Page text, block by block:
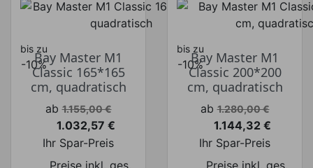
bis zu
-10%Bay Master M1
Classic 165*165
cm, quadratisch
Verkaufspreis
ab 1.155,00 €
Preis
1.032,57 €
Ihr Spar-Preis
Preise inkl. ges.
bis zu
-10%Bay Master M1
Classic 200*200
cm, quadratisch
Verkaufspreis
ab 1.280,00 €
Preis
1.144,32 €
Ihr Spar-Preis
Preise inkl. ges.